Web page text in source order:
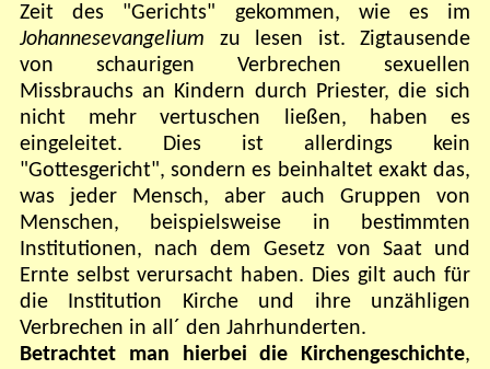
Zeit des "Gerichts" gekommen, wie es im
Johannesevangelium zu lesen ist. Zigtausende
von schaurigen Verbrechen sexuellen
Missbrauchs an Kindern durch Priester, die sich
nicht mehr vertuschen ließen, haben es
eingeleitet. Dies ist allerdings kein
"Gottesgericht", sondern es beinhaltet exakt das,
was jeder Mensch, aber auch Gruppen von
Menschen, beispielsweise in bestimmten
Institutionen, nach dem Gesetz von Saat und
Ernte selbst verursacht haben. Dies gilt auch für
die Institution Kirche und ihre unzähligen
Verbrechen in all´ den Jahrhunderten.
Betrachtet man hierbei die Kirchengeschichte,